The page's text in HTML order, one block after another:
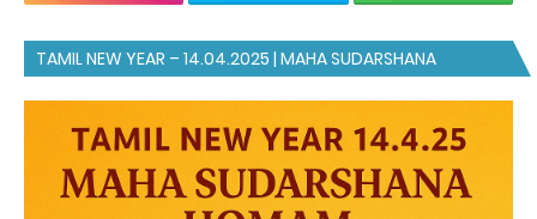
TAMIL NEW YEAR – 14.04.2025 | MAHA SUDARSHANA
HOMAM